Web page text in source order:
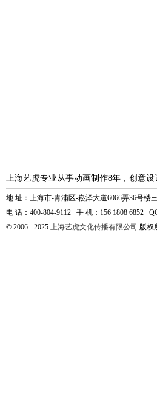
上海艺虎专业从事动画制作8年，创意
地 址：上海市-青浦区-崧泽大道6066弄36号楼
电 话：400-804-9112 手 机：156 1808 6852
© 2006 - 2025 上海艺虎文化传播有限公司 版权